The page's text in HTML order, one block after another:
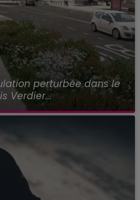
perturbée dans le
Verdier...